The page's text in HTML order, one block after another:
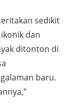
sedikit
dan
ditonton di
baru.